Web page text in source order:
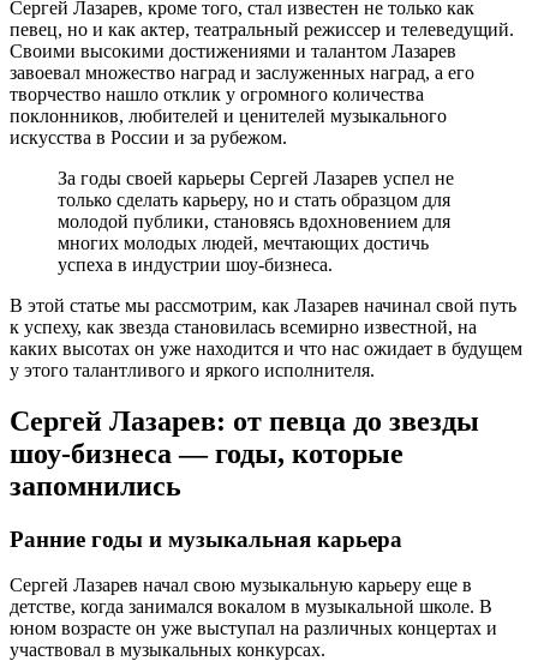
Сергей Лазарев, кроме того, стал известен не только как
певец, но и как актер, театральный режиссер и телеведущий.
Своими высокими достижениями и талантом Лазарев
завоевал множество наград и заслуженных наград, а его
творчество нашло отклик у огромного количества
поклонников, любителей и ценителей музыкального
искусства в России и за рубежом.
За годы своей карьеры Сергей Лазарев успел не
только сделать карьеру, но и стать образцом для
молодой публики, становясь вдохновением для
многих молодых людей, мечтающих достичь
успеха в индустрии шоу-бизнеса.
В этой статье мы рассмотрим, как Лазарев начинал свой путь
к успеху, как звезда становилась всемирно известной, на
каких высотах он уже находится и что нас ожидает в будущем
у этого талантливого и яркого исполнителя.
Сергей Лазарев: от певца до звезды
шоу-бизнеса — годы, которые
запомнились
Ранние годы и музыкальная карьера
Сергей Лазарев начал свою музыкальную карьеру еще в
детстве, когда занимался вокалом в музыкальной школе. В
юном возрасте он уже выступал на различных концертах и
участвовал в музыкальных конкурсах.